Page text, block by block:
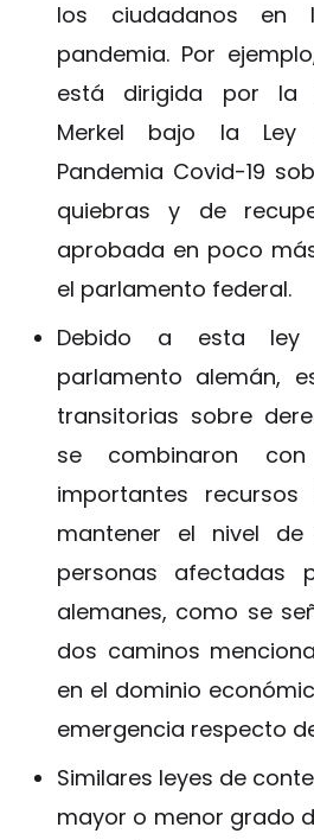
los ciudadanos en
pandemia. Por
está dirigida por la
Merkel bajo la
Pandemia Covid-19
quiebras y de
aprobada en poco
el parlamento federal.
Debido a esta ley
parlamento alemán,
transitorias sobre
se combinaron
importantes
mantener el nivel
personas afectadas
alemanes, como se
dos caminos
en el dominio
emergencia respecto
Similares leyes de
mayor o menor grado